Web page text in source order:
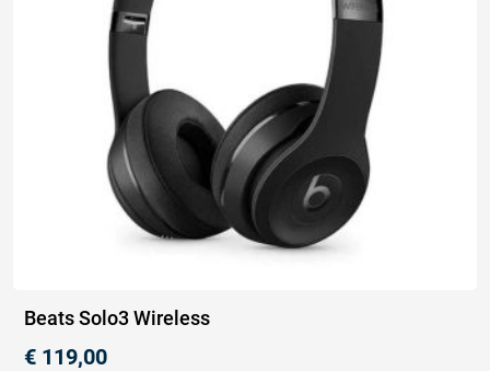
Beats Solo3 Wireless
€ 119,00